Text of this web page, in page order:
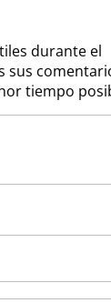
durante el
sus
tiempo